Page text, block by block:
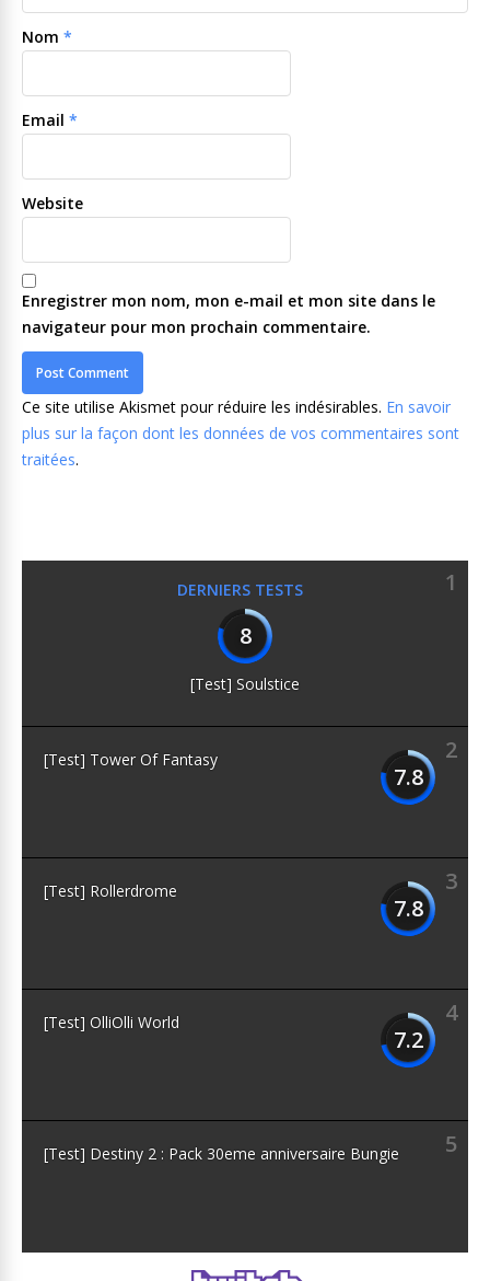
Nom *
Email *
Website
Enregistrer mon nom, mon e-mail et mon site dans le
navigateur pour mon prochain commentaire.
Ce site utilise Akismet pour réduire les indésirables. En savoir
plus sur la façon dont les données de vos commentaires sont
traitées.
DERNIERS TESTS
1
8
[Test] Soulstice
2
7.8
[Test] Tower Of Fantasy
3
7.8
[Test] Rollerdrome
4
7.2
[Test] OlliOlli World
5
[Test] Destiny 2 : Pack 30eme anniversaire Bungie